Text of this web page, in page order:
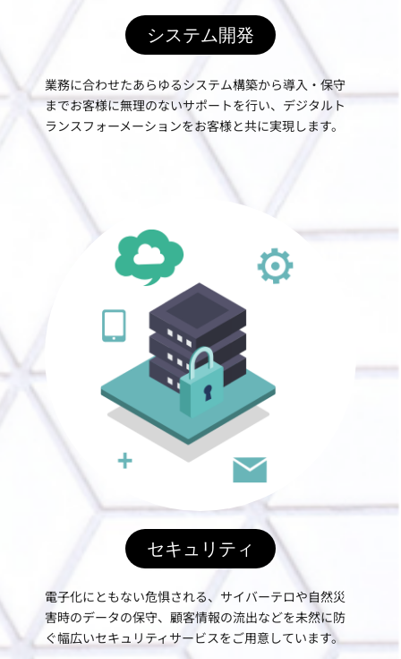
システム開発
業務に合わせたあらゆるシステム構築から導入・保守
までお客様に無理のないサポートを行い、デジタルト
ランスフォーメーションをお客様と共に実現します。
セキュリティ
電子化にともない危惧される、サイバーテロや自然災
害時のデータの保守、顧客情報の流出などを未然に防
ぐ幅広いセキュリティサービスをご用意しています。